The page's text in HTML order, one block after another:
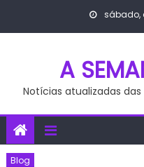
sábado,
A
Notícias atualizadas
Blog